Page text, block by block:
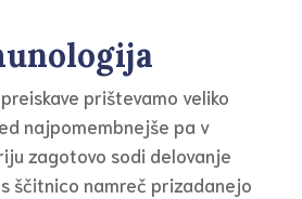
prištevamo veliko
najpomembnejše pa v
zagotovo sodi delovanje
ščitnico namreč prizadanejo